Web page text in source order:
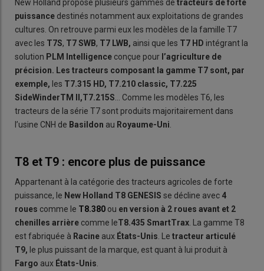
New Holland propose plusieurs gammes de tracteurs de forte
puissance destinés notamment aux exploitations de grandes
cultures. On retrouve parmi eux les modèles de la famille T7
avec les T7S, T7 SWB, T7 LWB, ainsi que les T7 HD intégrant la
solution PLM Intelligence conçue pour l’agriculture de
précision. Les tracteurs composant la gamme T7 sont, par
exemple, les T7.315 HD, T7.210 classic, T7.225
SideWinderTM II,T7.215S... Comme les modèles T6, les
tracteurs de la série T7 sont produits majoritairement dans
l’usine CNH de Basildon au Royaume-Uni.
T8 et T9 : encore plus de puissance
Appartenant à la catégorie des tracteurs agricoles de forte
puissance, le New Holland T8 GENESIS se décline avec 4
roues comme le T8.380 ou en version à 2 roues avant et 2
chenilles arrière comme leT8.435 SmartTrax . La gamme T8
est fabriquée à Racine aux États-Unis . Le tracteur articulé
T9, le plus puissant de la marque, est quant à lui produit à
Fargo aux États-Unis